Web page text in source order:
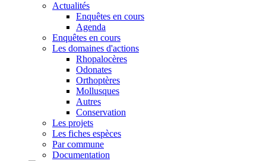
Actualités
Enquêtes en cours
Agenda
Enquêtes en cours
Les domaines d'actions
Rhopalocères
Odonates
Orthoptères
Mollusques
Autres
Conservation
Les projets
Les fiches espèces
Par commune
Documentation